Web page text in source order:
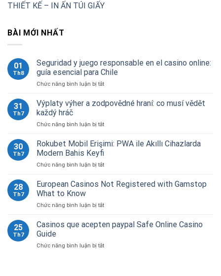
THIẾT KẾ – IN ẤN TÚI GIẤY
BÀI MỚI NHẤT
01
Th8
Seguridad y juego responsable en el casino online:
guía esencial para Chile
Chức năng bình luận bị tắtở
y
juego
en
casino
online:
esencial
Chile
31
Th7
Výplaty výher a zodpovědné hraní: co musí vědět
každý hráč
Chức năng bình luận bị tắtở
výher
zodpovědné
hraní:
musí
hráč
30
Th7
Rokubet Mobil Erişimi: PWA ile Akıllı Cihazlarda
Modern Bahis Keyfi
Chức năng bình luận bị tắtở
Mobil
ile
Cihazlarda
Keyfi
28
Th7
European Casinos Not Registered with Gamstop
What to Know
Chức năng bình luận bị tắtở
Casinos
with
25
Th7
Casinos que acepten paypal Safe Online Casino
Guide
Chức năng bình luận bị tắtở